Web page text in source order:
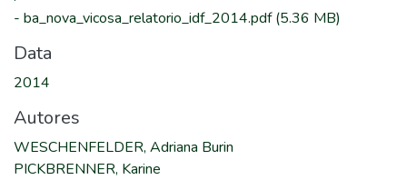
- ba_nova_vicosa_relatorio_idf_2014.pdf(5.36 MB)
Data
2014
Autores
WESCHENFELDER, Adriana Burin
PICKBRENNER, Karine